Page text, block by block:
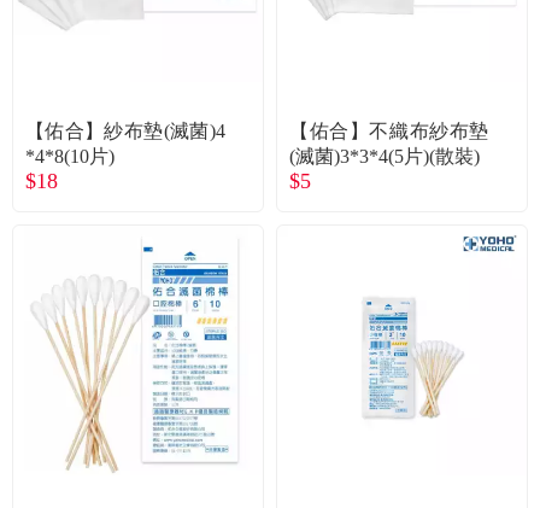
優惠活動
關於我們
購物流程
會員專區
常見問題
【佑合】紗布墊(滅菌)4
*4*8(10片)
$18
【佑合】不織布紗布墊
(滅菌)3*3*4(5片)(散裝)
$5